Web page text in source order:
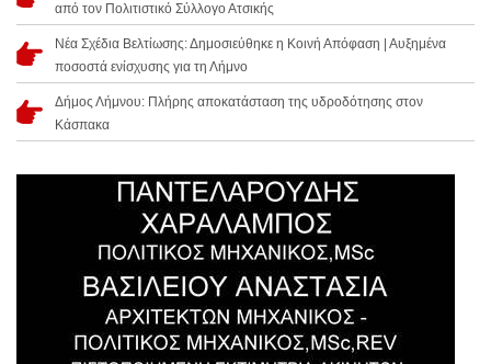
από τον Πολιτιστικό Σύλλογο Ατσικής
Νέα Σχέδια Βελτίωσης: Δημοσιεύθηκε η Κοινή Απόφαση | Αυξημένα
ποσοστά ενίσχυσης για τη Λήμνο
Δήμος Λήμνου: Πλήρης αποκατάσταση της υδροδότησης στον
Κάσπακα